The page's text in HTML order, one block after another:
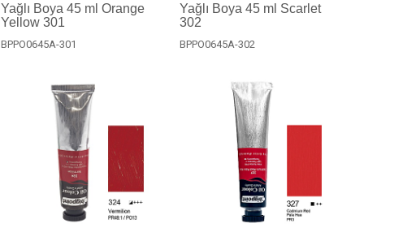
Yağlı Boya 45 ml Orange
Yellow 301
BPPO0645A-301
Yağlı Boya 45 ml Scarlet
302
BPPO0645A-302